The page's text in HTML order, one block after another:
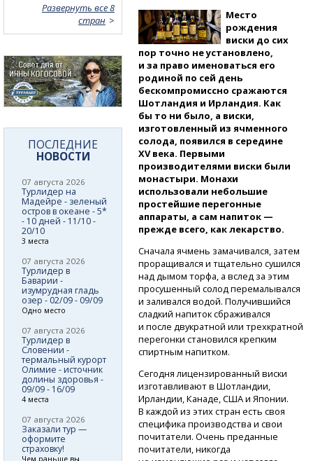
Место
рождения
виски до сих
пор точно не установлено,
и за право именоваться его
родиной по сей день
бескомпромиссно сражаются
Шотландия и Ирландия. Как
бы то ни было, а виски,
изготовленный из ячменного
солода, появился в середине
ХV века. Первыми
производителями виски были
монастыри. Монахи
использовали небольшие
простейшие перегонные
аппараты, а сам напиток —
прежде всего, как лекарство.
Сначала ячмень замачивался, затем
проращивался и тщательно сушился
над дымом торфа, а вслед за этим
просушенный солод перемалывался
и заливался водой. Получившийся
сладкий напиток сбраживался
и после двукратной или трехкратной
перегонки становился крепким
спиртным напитком.
Сегодня лицензированный виски
изготавливают в Шотландии,
Ирландии, Канаде, США и Японии.
В каждой из этих стран есть своя
специфика производства и свои
почитатели. Очень преданные
почитатели, никогда
Развернуть все 8
стран
ПОСЛЕДНИЕ
НОВОСТИ
07 августа 2026
Турлидер на
Мадейре - зеленый
остров в океане - 5*
- 10 дней - 11/10 -
20/10
3 места
07 августа 2026
Турлидер в
Баварии -
изумрудная гладь
озер - 02/09 - 09/09
Одно место
07 августа 2026
Турлидер в
Словении -
термальный курорт
Олимие - источник
долины здоровья -
09/09 - 16/09
4 места
07 августа 2026
Заказали тур —
оформите
страховку!
Чем раньше вы